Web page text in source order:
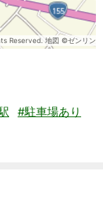
Reserved. 地図 ©ゼンリン
#駐車場あり